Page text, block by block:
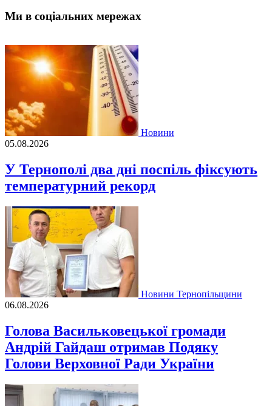
Ми в соціальних мережах
Новини
05.08.2026
У Тернополі два дні поспіль фіксують
температурний рекорд
Новини Тернопільщини
06.08.2026
Голова Васильковецької громади
Андрій Гайдаш отримав Подяку
Голови Верховної Ради України